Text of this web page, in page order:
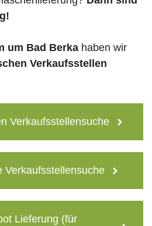
um Bad Berka haben wir
Verkaufsstellen
Verkaufsstellensuche
Verkaufsstellensuche
Lieferung (für